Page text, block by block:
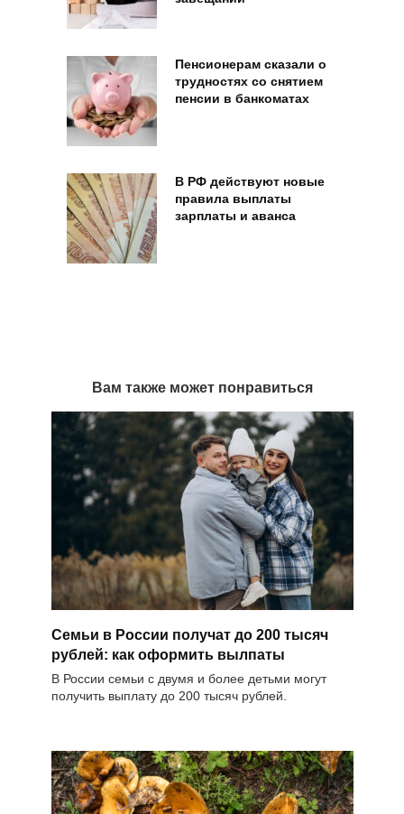
Пенсионерам сказали о
трудностях со снятием
пенсии в банкоматах
В РФ действуют новые
правила выплаты
зарплаты и аванса
Вам также может понравиться
Семьи в России получат до 200 тысяч
рублей: как оформить вылпаты
В России семьи с двумя и более детьми могут
получить выплату до 200 тысяч рублей.